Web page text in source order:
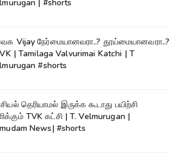
| #shorts
Vijay நேர்மையானவரா..? தூய்மையானவரா..?
| Tamilaga Valvurimai Katchi | T
#shorts
தெரியாமல் இருக்க கூடாது பயிற்சி
TVK கட்சி | T. Velmurugan |
News| #shorts